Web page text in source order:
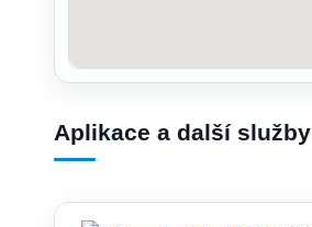
Aplikace a další služby